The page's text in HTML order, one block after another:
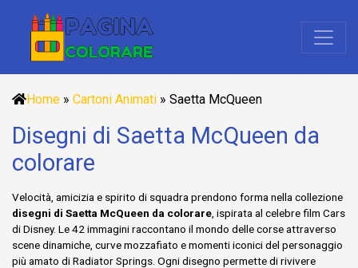
Home » Cartoni Animati » Saetta McQueen
Disegni di Saetta McQueen da
colorare
Velocità, amicizia e spirito di squadra prendono forma nella collezione
disegni di Saetta McQueen da colorare , ispirata al celebre film Cars
di Disney. Le 42 immagini raccontano il mondo delle corse attraverso
scene dinamiche, curve mozzafiato e momenti iconici del personaggio
più amato di Radiator Springs. Ogni disegno permette di rivivere